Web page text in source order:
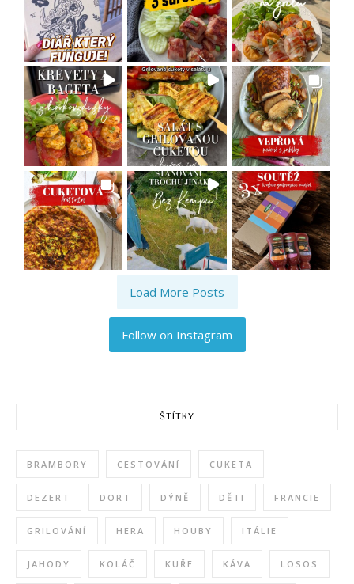
Load More Posts
Follow on Instagram
ŠTÍTKY
BRAMBORY CESTOVÁNÍ CUKETA
DEZERT DORT DÝNĚ DĚTI FRANCIE
GRILOVÁNÍ HERA HOUBY ITÁLIE
JAHODY KOLÁČ KUŘE KÁVA LOSOS